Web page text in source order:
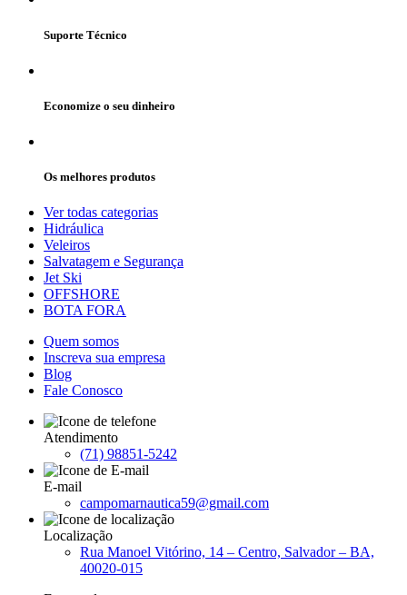
Suporte Técnico
Economize o seu dinheiro
Os melhores produtos
Ver todas categorias
Hidráulica
Veleiros
Salvatagem e Segurança
Jet Ski
OFFSHORE
BOTA FORA
Quem somos
Inscreva sua empresa
Blog
Fale Conosco
Atendimento
(71) 98851-5242
E-mail
campomarnautica59@gmail.com
Localização
Rua Manoel Vitórino, 14 – Centro, Salvador – BA,
40020-015